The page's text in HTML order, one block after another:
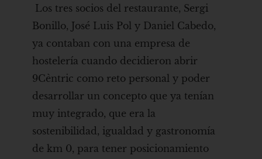
Los tres socios del restaurante, Sergi
Bonillo, José Luis Pol y Daniel Cabedo,
ya contaban con una empresa de
hostelería cuando decidieron abrir
9Cèntric como reto personal y poder
desarrollar un concepto que ya tenían
muy integrado, que era la
sostenibilidad, igualdad y gastronomía
de km 0, para tener posicionamiento